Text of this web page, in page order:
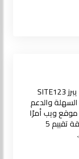
بعد تجربة عدة أدوات لبناء المواقع، يبرز SITE123
والدعم
موقع ويب أمرًا
في غاية السهولة. أمنح SITE123 بثقة تقييم 5